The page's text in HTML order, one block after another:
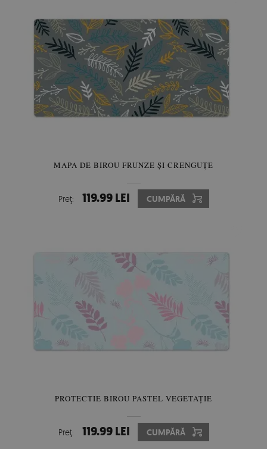
MAPA DE BIROU FRUNZE ȘI CRENGUȚE
Preţ: 119.99 LEI CUMPĂRĂ
PROTECTIE BIROU PASTEL VEGETAȚIE
Preţ: 119.99 LEI CUMPĂRĂ